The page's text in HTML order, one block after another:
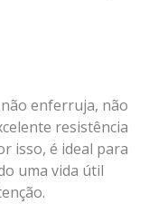
enferruja, não
resistência
isso, é ideal para
uma vida útil